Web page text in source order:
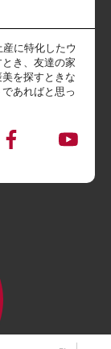
産に特化したウ
き、友達の家
を探すときな
あればと思っ